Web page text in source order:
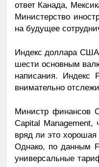
ответ Канада,
Министерство
на будущее
Индекс доллара
шести основным
написания. Индекс
внимательно
Министр финансов
Capital
вряд ли это хорошая
Однако, по данным
универсальные